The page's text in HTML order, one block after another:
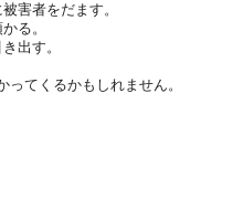
害者をだます。
る。
出す。
てくるかもしれません。